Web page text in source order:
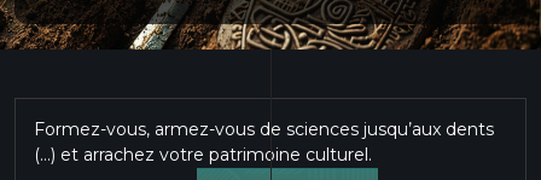
Formez-vous, armez-vous de sciences jusqu’aux dents
(…) et arrachez votre patrimoine culturel.